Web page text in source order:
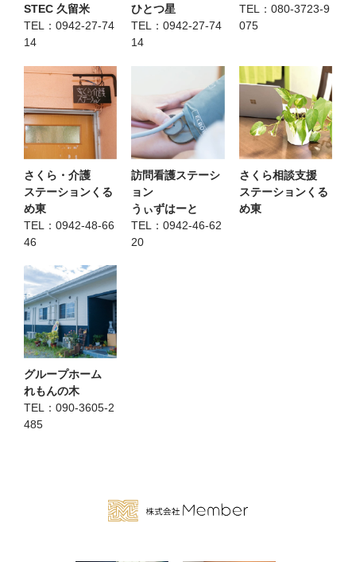
STEC 久留米
TEL： 0942-27-74
14
ひとつ星
TEL：0942-27-74
14
TEL： 080-3723-9
075
さくら・介護
ステーションくる
め東
TEL： 0942-48-66
46
訪問看護ステーシ
ョン
うぃずはーと
TEL：0942-46-62
20
さくら相談支援
ステーションくる
め東
グループホーム
れもんの木
TEL： 090-3605-2
485